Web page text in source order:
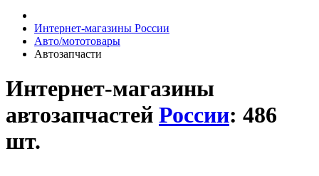
Интернет-магазины России
Авто/мототовары
Автозапчасти
Интернет-магазины
автозапчастей России: 486
шт.